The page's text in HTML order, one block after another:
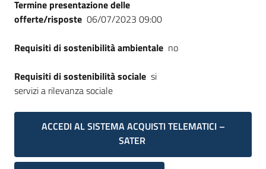
Termine presentazione delle
offerte/risposte 06/07/2023 09:00
Requisiti di sostenibilità ambientale no
Requisiti di sostenibilità sociale si
servizi a rilevanza sociale
ACCEDI AL SISTEMA ACQUISTI TELEMATICI –
SATER